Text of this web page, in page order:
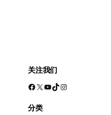
关注我们
Facebook X YouTube TikTok Instagram
分类